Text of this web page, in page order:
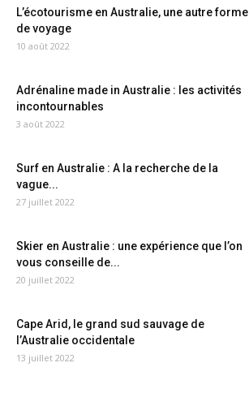
L’écotourisme en Australie, une autre forme
de voyage
10 août 2022
Adrénaline made in Australie : les activités
incontournables
3 août 2022
Surf en Australie : A la recherche de la
vague...
27 juillet 2022
Skier en Australie : une expérience que l’on
vous conseille de...
20 juillet 2022
Cape Arid, le grand sud sauvage de
l’Australie occidentale
13 juillet 2022